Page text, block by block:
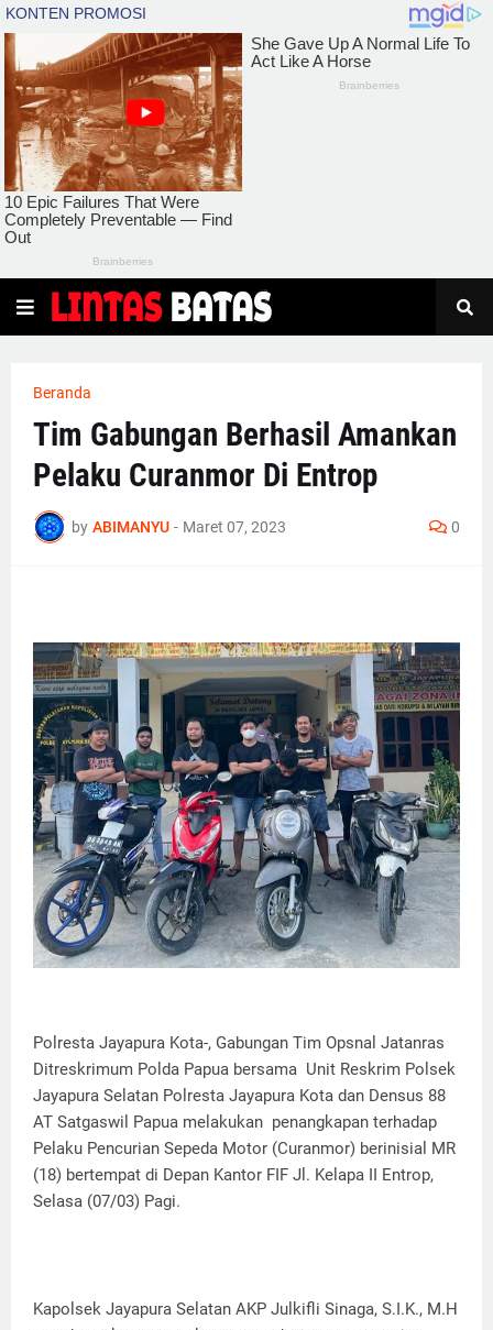
Beranda
Tim Gabungan Berhasil Amankan
Pelaku Curanmor Di Entrop
by ABIMANYU - Maret 07, 2023 0
Polresta Jayapura Kota-, Gabungan Tim Opsnal Jatanras
Ditreskrimum Polda Papua bersama Unit Reskrim Polsek
Jayapura Selatan Polresta Jayapura Kota dan Densus 88
AT Satgaswil Papua melakukan penangkapan terhadap
Pelaku Pencurian Sepeda Motor (Curanmor) berinisial MR
(18) bertempat di Depan Kantor FIF Jl. Kelapa II Entrop,
Selasa (07/03) Pagi.
Kapolsek Jayapura Selatan AKP Julkifli Sinaga, S.I.K., M.H